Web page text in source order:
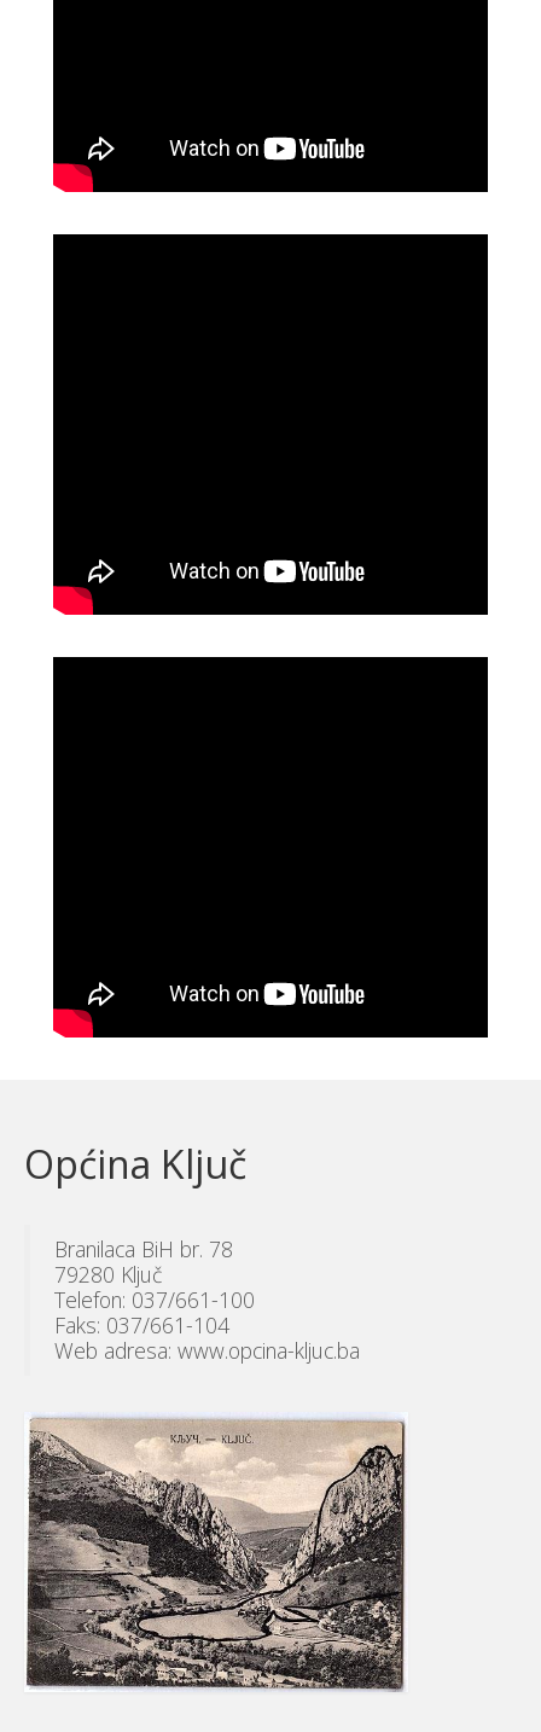
Općina Ključ
Branilaca BiH br. 78
79280 Ključ
Telefon: 037/661-100
Faks: 037/661-104
Web adresa: www.opcina-kljuc.ba